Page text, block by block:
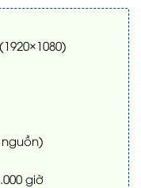
nguồn)
giờ